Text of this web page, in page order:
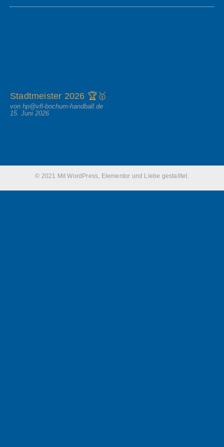
Stadtmeister 2026 🏆🥇
von hp@vfl-bochum-handball.de
15. Juni 2026
© 2021 Mit WordPress, Elementor und Liebe gestalltet.